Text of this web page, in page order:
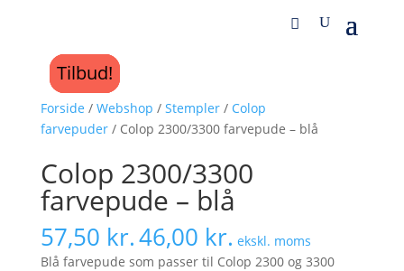
Forside / Webshop / Stempler/ Colop
farvepuder/ Colop 2300/3300 farvepude – blå
Colop 2300/3300
farvepude – blå
57,50 kr.46,00 kr. ekskl. moms
Blå farvepude som passer til Colop 2300 og 3300
Tilbud!
Tilbud!
Tilbud!